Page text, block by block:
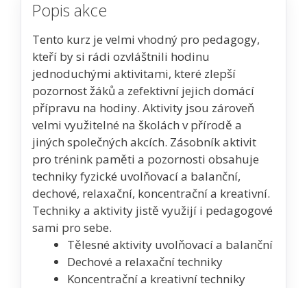
Popis akce
Tento kurz je velmi vhodný pro pedagogy,
kteří by si rádi ozvláštnili hodinu
jednoduchými aktivitami, které zlepší
pozornost žáků a zefektivní jejich domácí
přípravu na hodiny. Aktivity jsou zároveň
velmi využitelné na školách v přírodě a
jiných společných akcích. Zásobník aktivit
pro trénink paměti a pozornosti obsahuje
techniky fyzické uvolňovací a balanční,
dechové, relaxační, koncentrační a kreativní.
Techniky a aktivity jistě využijí i pedagogové
sami pro sebe.
Tělesné aktivity uvolňovací a balanční
Dechové a relaxační techniky
Koncentrační a kreativní techniky